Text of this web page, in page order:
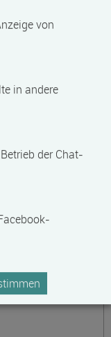
im Kreis!
von
in andere
der Chat-